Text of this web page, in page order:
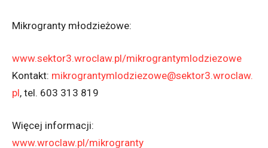
Mikrogranty młodzieżowe:
www.sektor3.wroclaw.pl/mikrograntymlodziezowe
Kontakt: mikrograntymlodziezowe@sektor3.wroclaw.
pl, tel. 603 313 819
Więcej informacji:
www.wroclaw.pl/mikrogranty